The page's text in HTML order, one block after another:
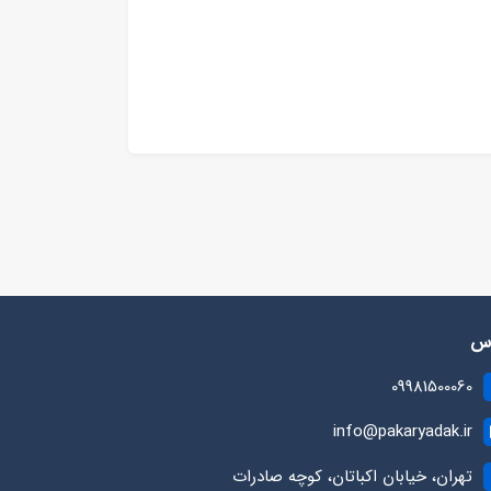
09981500060
info@pakaryadak.ir
تهران، خیابان اکباتان، کوچه صادرات